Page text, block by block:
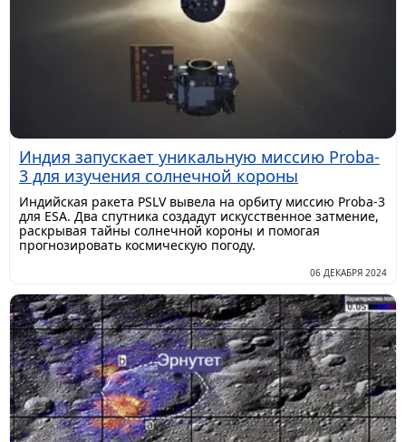
Индия запускает уникальную миссию Proba-
3 для изучения солнечной короны
Индийская ракета PSLV вывела на орбиту миссию Proba-3
для ESA. Два спутника создадут искусственное затмение,
раскрывая тайны солнечной короны и помогая
прогнозировать космическую погоду.
06 ДЕКАБРЯ 2024